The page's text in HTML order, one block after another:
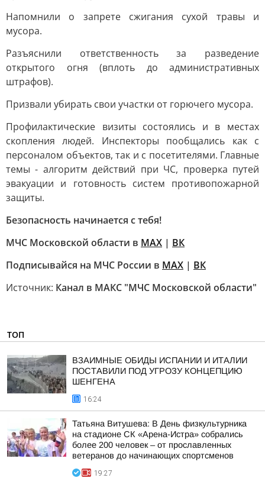
Напомнили о запрете сжигания сухой травы и
мусора.
Разъяснили ответственность за разведение
открытого огня (вплоть до административных
штрафов).
Призвали убирать свои участки от горючего мусора.
Профилактические визиты состоялись и в местах
скопления людей. Инспекторы пообщались как с
персоналом объектов, так и с посетителями. Главные
темы - алгоритм действий при ЧС, проверка путей
эвакуации и готовность систем противопожарной
защиты.
Безопасность начинается с тебя!
МЧС Московской области в MAX | ВК
Подписывайся на МЧС России в MAX | ВК
Источник: Канал в МАКС "МЧС Московской области"
ТОП
ВЗАИМНЫЕ ОБИДЫ ИСПАНИИ И ИТАЛИИ
ПОСТАВИЛИ ПОД УГРОЗУ КОНЦЕПЦИЮ
ШЕНГЕНА
16:24
Татьяна Витушева: В День физкультурника
на стадионе СК «Арена-Истра» собрались
более 200 человек – от прославленных
ветеранов до начинающих спортсменов
19:27